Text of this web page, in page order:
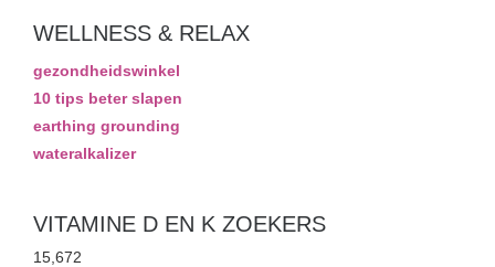
WELLNESS & RELAX
gezondheidswinkel
10 tips beter slapen
earthing grounding
wateralkalizer
VITAMINE D EN K ZOEKERS
15,672